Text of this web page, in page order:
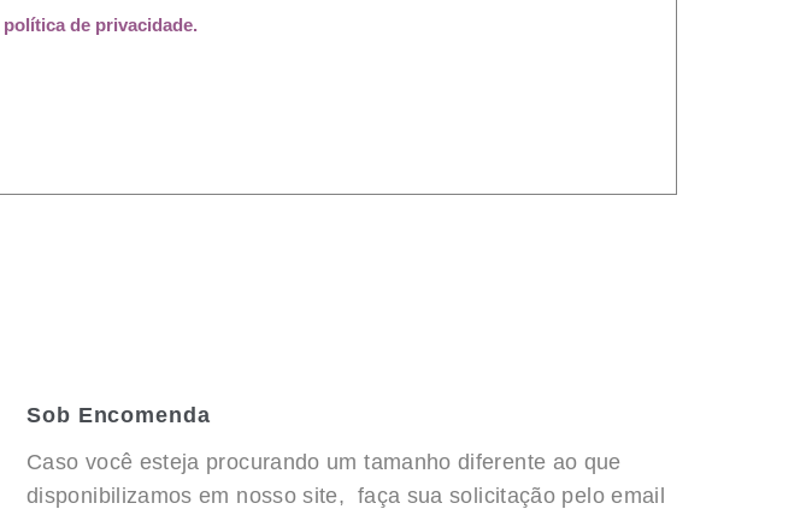
política de privacidade.
Sob Encomenda
Caso você esteja procurando um tamanho diferente ao que
disponibilizamos em nosso site, faça sua solicitação pelo email